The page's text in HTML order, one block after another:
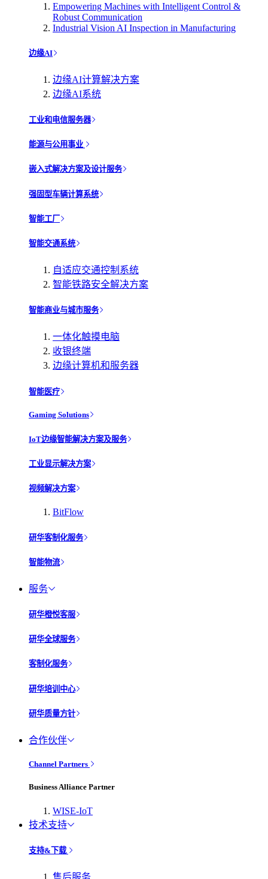
Empowering Machines with Intelligent Control &
Robust Communication
Industrial Vision AI Inspection in Manufacturing
边缘AI
边缘AI计算解决方案
边缘AI系统
工业和电信服务器
能源与公用事业
嵌入式解决方案及设计服务
强固型车辆计算系统
智能工厂
智能交通系统
自适应交通控制系统
智能铁路安全解决方案
智能商业与城市服务
一体化触摸电脑
收银终端
边缘计算机和服务器
智能医疗
Gaming Solutions
IoT边缘智能解决方案及服务
工业显示解决方案
视频解决方案
BitFlow
研华客制化服务
智能物流
服务
研华橙悦客服
研华全球服务
客制化服务
研华培训中心
研华质量方针
合作伙伴
Channel Partners
Business Alliance Partner
WISE-IoT
技术支持
支持&下载
售后服务